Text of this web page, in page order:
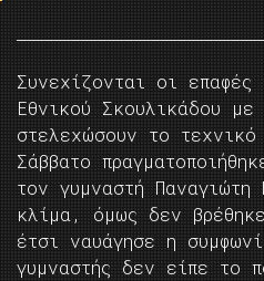
Συνεχίζονται οι επαφές
Εθνικού Σκουλικάδου
στελεχώσουν το
Σάββατο
τον γυμναστή
κλίμα, όμως δεν
έτσι ναυάγησε η
γυμναστής δεν είπε το